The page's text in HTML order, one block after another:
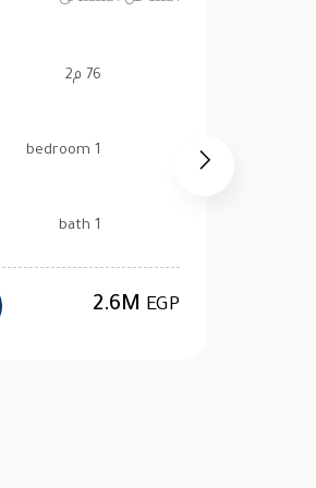
95 م2
2 bedroom
2 bath
15.3M EGP